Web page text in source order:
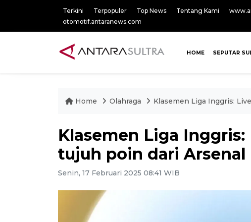
Terkini Terpopuler Top News Tentang Kami
otomotif.antaranews.com
HOME SEPUTAR
Home Olahraga Klasemen Liga Inggris:
Klasemen Liga
tujuh poin dari Arsenal
Senin, 17 Februari 2025 08:41 WIB